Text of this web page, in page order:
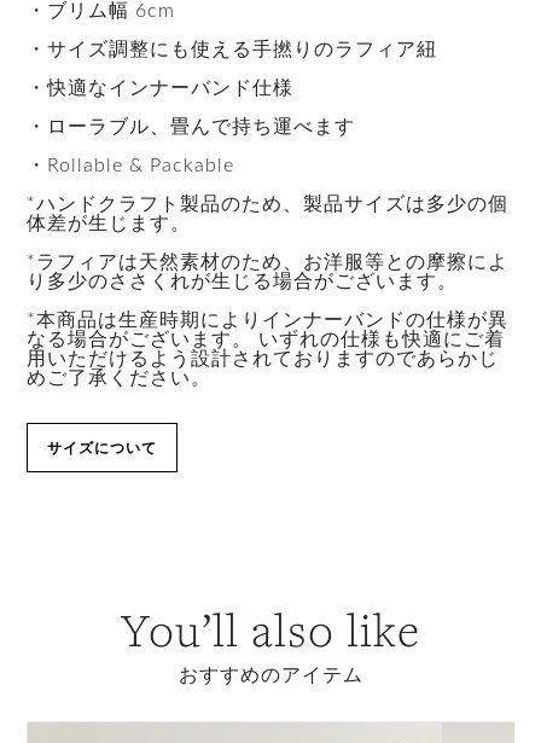
・ブリム幅 6cm
・サイズ調整にも使える手撚りのラフィア紐
・快適なインナーバンド仕様
・ローラブル、畳んで持ち運べます
・Rollable & Packable
*ハンドクラフト製品のため、製品サイズは多少の個
体差が生じます。
*ラフィアは天然素材のため、お洋服等との摩擦によ
り多少のささくれが生じる場合がございます。
*本商品は生産時期によりインナーバンドの仕様が異
なる場合がございます。 いずれの仕様も快適にご着
用いただけるよう設計されておりますのであらかじ
めご了承ください。
サイズについて
You’ll also like
おすすめのアイテム